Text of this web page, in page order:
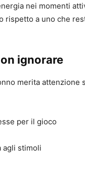
nei momenti
rispetto a uno che
ignorare
merita attenzione
per il gioco
agli stimoli